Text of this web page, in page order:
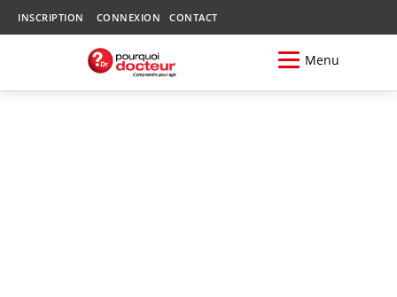
INSCRIPTION CONNEXION CONTACT
Menu